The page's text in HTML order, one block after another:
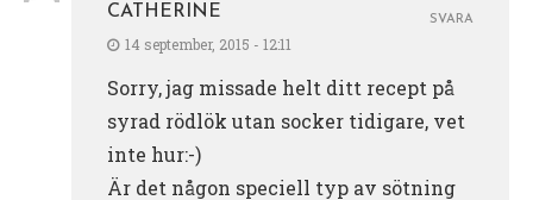
CATHERINE
14 september, 2015 - 12:11
Sorry, jag missade helt ditt recept på
syrad rödlök utan socker tidigare, vet
inte hur:-)
Är det någon speciell typ av sötning
SVARA